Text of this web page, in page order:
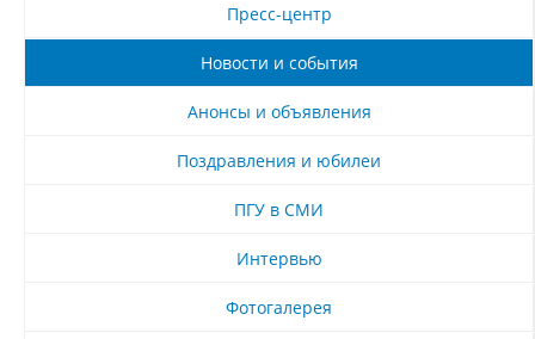
Пресс-центр
Новости и события
Анонсы и объявления
Поздравления и юбилеи
ПГУ в СМИ
Интервью
Фотогалерея